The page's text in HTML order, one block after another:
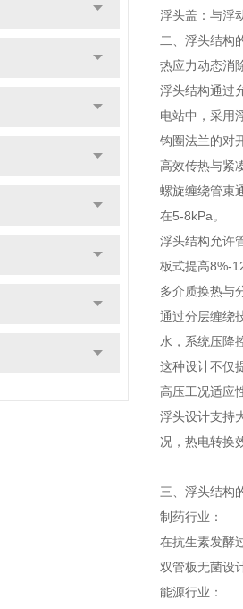
浮头盖：与浮
二、浮头结构
热应力动态消
浮头结构通过
电站中，采用
钩圈法兰的对
高效传热与紧
螺旋缠绕管束
在5-8kPa。
浮头结构允许
板式提高8%-
多介质换热与
通过分层缠绕
水，系统压降
这种设计不仅
高压工况适应
浮头设计支持
况，热电转换
三、浮头结构
制药行业：
在抗生素发酵
双管板无菌设
能源行业：